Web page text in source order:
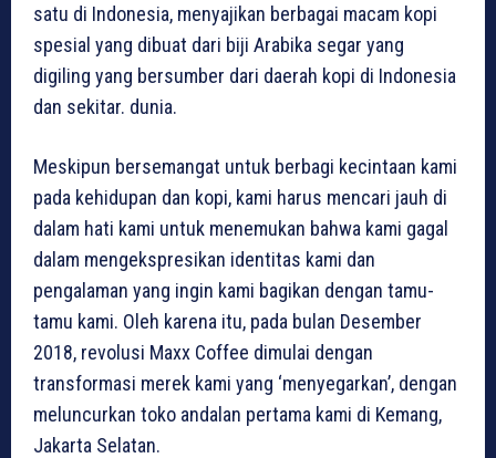
satu di Indonesia, menyajikan berbagai macam kopi
spesial yang dibuat dari biji Arabika segar yang
digiling yang bersumber dari daerah kopi di Indonesia
dan sekitar. dunia.
Meskipun bersemangat untuk berbagi kecintaan kami
pada kehidupan dan kopi, kami harus mencari jauh di
dalam hati kami untuk menemukan bahwa kami gagal
dalam mengekspresikan identitas kami dan
pengalaman yang ingin kami bagikan dengan tamu-
tamu kami. Oleh karena itu, pada bulan Desember
2018, revolusi Maxx Coffee dimulai dengan
transformasi merek kami yang ‘menyegarkan’, dengan
meluncurkan toko andalan pertama kami di Kemang,
Jakarta Selatan.